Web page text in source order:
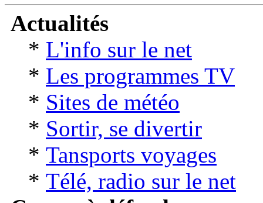
Actualités
* L'info sur le net
* Les programmes TV
* Sites de météo
* Sortir, se divertir
* Tansports voyages
* Télé, radio sur le net